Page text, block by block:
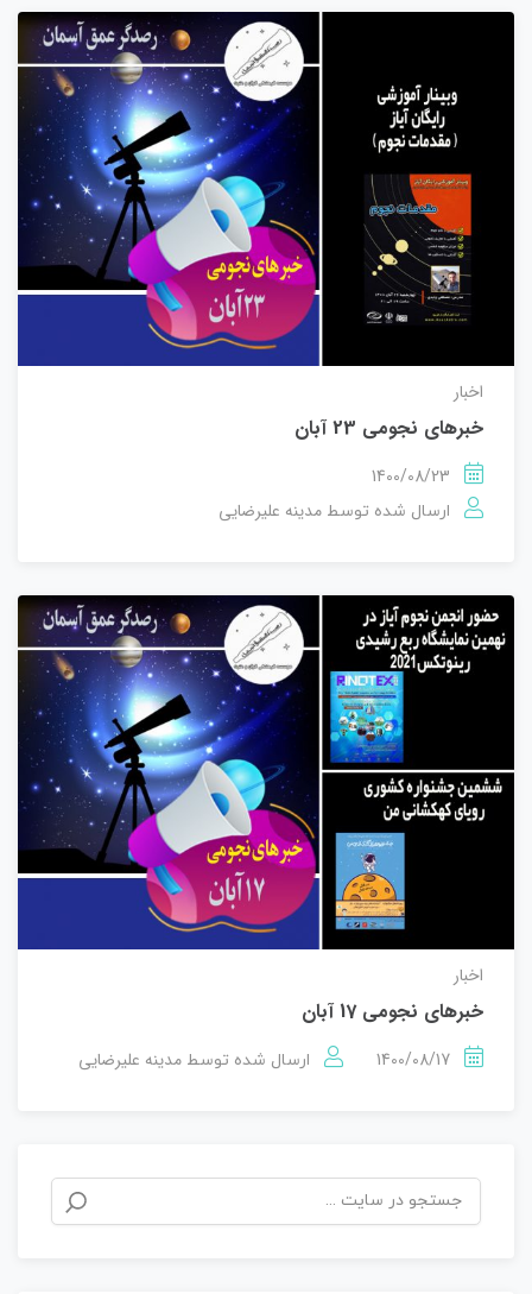
اخبار
خبرهای نجومی 23 آبان
1400/08/23
ارسال شده توسط مدینه علیرضایی
اخبار
خبرهای نجومی 17 آبان
1400/08/17 ارسال شده توسط مدینه علیرضایی